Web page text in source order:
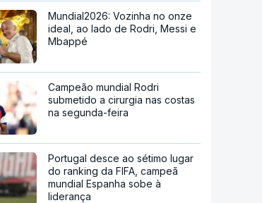
Mundial2026: Vozinha no onze
ideal, ao lado de Rodri, Messi e
Mbappé
Campeão mundial Rodri
submetido a cirurgia nas costas
na segunda-feira
Portugal desce ao sétimo lugar
do ranking da FIFA, campeã
mundial Espanha sobe à
liderança